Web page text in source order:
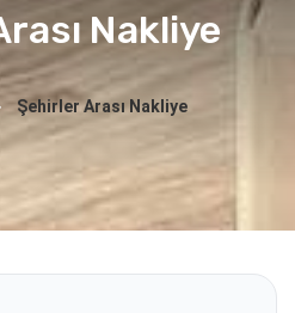
Nakliye
Şehirler Arası Nakliye